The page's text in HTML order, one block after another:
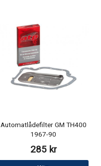
Automatlådefilter GM TH400
1967-90
285 kr